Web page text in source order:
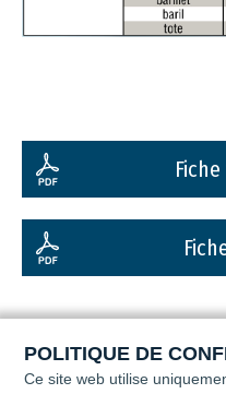
POLITIQUE DE
Ce site web utilise